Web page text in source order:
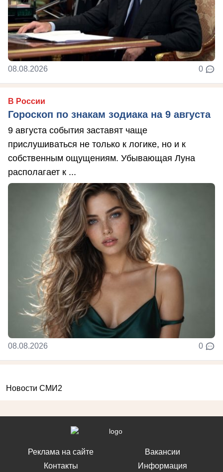
08.08.2026 0
В России
Гороскоп по знакам зодиака на 9 августа
9 августа события заставят чаще
прислушиваться не только к логике, но и к
собственным ощущениям. Убывающая Луна
располагает к ...
08.08.2026 0
Новости СМИ2
Реклама на сайте
Контакты
Вакансии
Информация